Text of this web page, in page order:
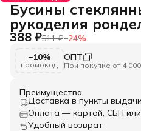
Бусины
рукоделия
388 ₽511 ₽−24%
−10%
промокод
ОПТ
При покупке от 4
Преимущества
Доставка в пункты
Оплата — картой, СБП
Удобный возврат